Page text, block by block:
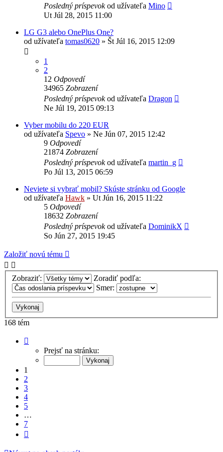
Posledný príspevokod užívateľa Mino
Ut Júl 28, 2015 11:00
LG G3 alebo OnePlus One?
od užívateľa tomas0620 » Št Júl 16, 2015 12:09
1
2
12 Odpovedí
34965 Zobrazení
Posledný príspevokod užívateľa Dragon
Ne Júl 19, 2015 09:13
Vyber mobilu do 220 EUR
od užívateľa Spevo » Ne Jún 07, 2015 12:42
9 Odpovedí
21874 Zobrazení
Posledný príspevokod užívateľa martin_g
Po Júl 13, 2015 06:59
Neviete si vybrať mobil? Skúste stránku od Google
od užívateľa Hawk » Ut Jún 16, 2015 11:22
5 Odpovedí
18632 Zobrazení
Posledný príspevokod užívateľa DominikX
So Jún 27, 2015 19:45
Založiť novú tému
Zobraziť:
Zoradiť podľa:
Smer:
168 tém
Prejsť na stránku:
1
2
3
4
5
…
7